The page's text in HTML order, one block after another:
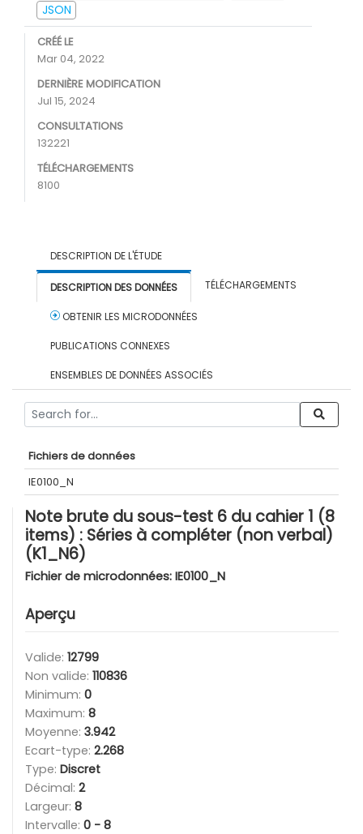
JSON
CRÉÉ LE
Mar 04, 2022
DERNIÈRE MODIFICATION
Jul 15, 2024
CONSULTATIONS
132221
TÉLÉCHARGEMENTS
8100
DESCRIPTION DE L'ÉTUDE
DESCRIPTION DES DONNÉES TÉLÉCHARGEMENTS
OBTENIR LES MICRODONNÉES
PUBLICATIONS CONNEXES
ENSEMBLES DE DONNÉES ASSOCIÉS
Fichiers de données
IE0100_N
Note brute du sous-test 6 du cahier 1 (8
items) : Séries à compléter (non verbal)
(K1_N6)
Fichier de microdonnées: IE0100_N
Aperçu
Valide: 12799
Non valide: 110836
Minimum: 0
Maximum: 8
Moyenne: 3.942
Ecart-type: 2.268
Type: Discret
Décimal: 2
Largeur: 8
Intervalle: 0 - 8